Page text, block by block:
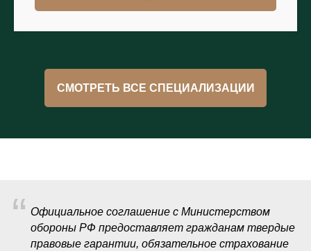
СМОТРЕТЬ ВСЕ СПЕЦИАЛИЗАЦИИ
“ Официальное соглашение с Министерством
обороны РФ предоставляет гражданам твердые
правовые гарантии, обязательное страхование